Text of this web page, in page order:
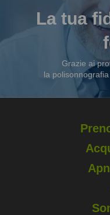
La tua
Grazie ai
la